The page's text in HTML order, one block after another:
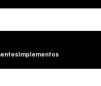
Implementos